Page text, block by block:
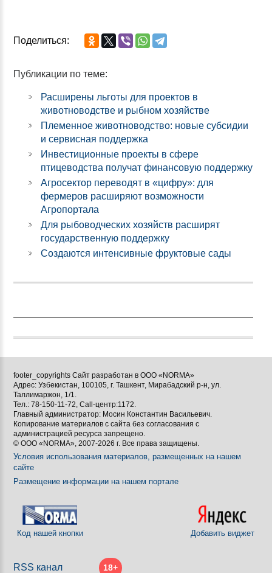
Поделиться:
Публикации по теме:
Расширены льготы для проектов в
животноводстве и рыбном хозяйстве
Племенное животноводство: новые субсидии
и сервисная поддержка
Инвестиционные проекты в сфере
птицеводства получат финансовую поддержку
Агросектор переводят в «цифру»: для
фермеров расширяют возможности
Агропортала
Для рыбоводческих хозяйств расширят
государственную поддержку
Создаются интенсивные фруктовые сады
footer_copyrights Сайт разработан в ООО «NORMA»
Адрес: Узбекистан, 100105, г. Ташкент, Мирабадский р-н, ул.
Таллимаржон, 1/1.
Тел.: 78-150-11-72, Call-центр:1172.
Главный администратор: Мосин Константин Васильевич.
Копирование материалов с сайта без согласования с
администрацией ресурса запрещено.
© ООО «NORMA», 2007-2026 г. Все права защищены.
Условия использования материалов, размещенных на нашем
сайте
Размещение информации на нашем портале
Код нашей кнопки Добавить виджет
RSS канал 18+